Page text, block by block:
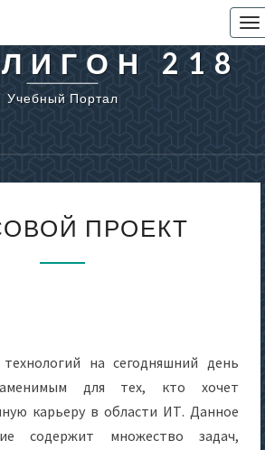
218
Учебный Портал
ПРОЕКТ
ПРОЕКТ
на сегодняшний день
для тех, кто хочет
карьеру в области ИТ. Данное
содержит множество задач,